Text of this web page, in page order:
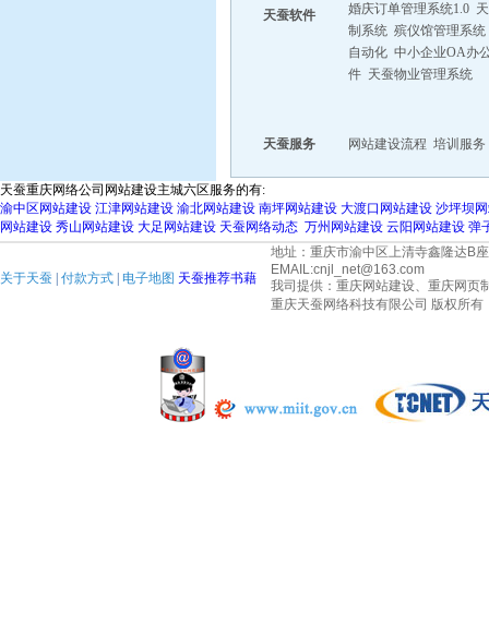
天蚕软件 婚庆订单管理系统1.0
制系统 殡仪馆管理系统
自动化 中小企业OA办
件 天蚕物业管理系统
天蚕服务 网站建设流程 培训服务
天蚕重庆网络公司网站建设主城六区服务的有:
渝中区网站建设 江津网站建设 渝北网站建设 南坪网站建设 大渡口网站建设 沙坪坝
网站建设 秀山网站建设 大足网站建设 天蚕网络动态 万州网站建设 云阳网站建设 弹
关于天蚕 付款方式 电子地图 天蚕推荐书藉
地址：重庆市渝中区上清寺鑫隆达
EMAIL:cnjl_net@163.com
我司提供：重庆网站建设、重庆网页
重庆天蚕网络科技有限公司 版权所